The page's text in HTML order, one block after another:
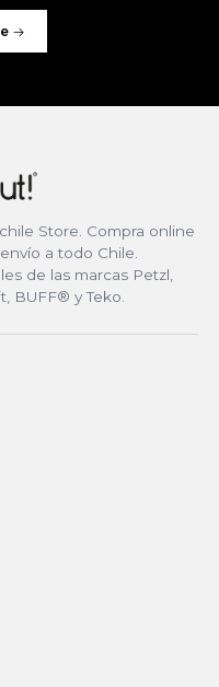
Store. Compra online
a todo Chile.
de las marcas Petzl,
BUFF® y Teko.